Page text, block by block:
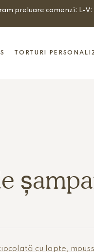
preluare comenzi: L-V:
TORTURI
cu lapte,